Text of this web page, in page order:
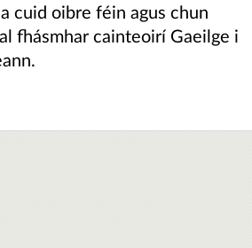
cuid oibre féin agus chun
fhásmhar cainteoirí Gaeilge i